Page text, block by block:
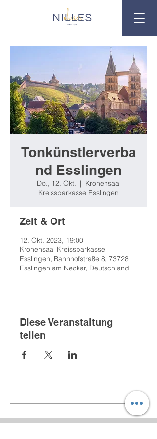
Tonkünstlerverba
nd Esslingen
Do., 12. Okt.
  |
Kronensaal
Kreissparkasse Esslingen
Zeit & Ort
12. Okt. 2023, 19:00
Kronensaal Kreissparkasse
Esslingen, Bahnhofstraße 8, 73728
Esslingen am Neckar, Deutschland
Diese Veranstaltung
teilen